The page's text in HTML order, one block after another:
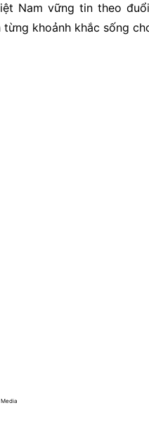
Nam vững tin theo
khoảnh khắc sống